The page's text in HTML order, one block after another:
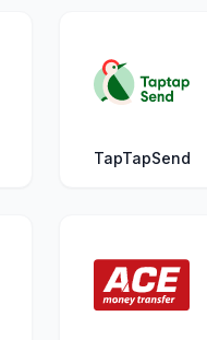
TapTapSend